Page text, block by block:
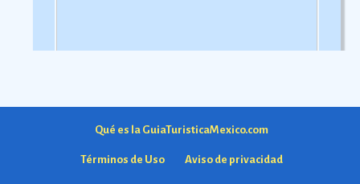
Qué es la GuiaTuristicaMexico.com
Términos de Uso Aviso de privacidad